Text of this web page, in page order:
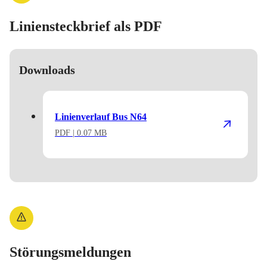
Liniensteckbrief als PDF
Downloads
Linienverlauf Bus N64
PDF | 0.07 MB
Störungsmeldungen